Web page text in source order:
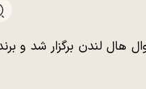
سالن رویال فستیوال هال لندن برگزار